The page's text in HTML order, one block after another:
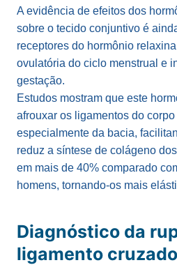
A evidência de efeitos dos
sobre o tecido conjuntivo é
receptores do hormônio
ovulatória do ciclo menstrual e
gestação.
Estudos mostram que este
afrouxar os ligamentos do corpo
especialmente da bacia,
reduz a síntese de colágeno
em mais de 40% comparado
homens, tornando-os mais
Diagnóstico da
ligamento